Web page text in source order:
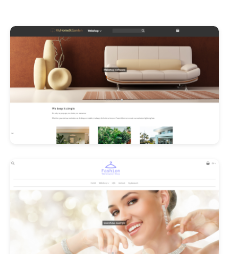
E-Boutique
Les Promos!
Polishangel Belgium